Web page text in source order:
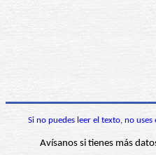
Si no puedes leer el texto, no
Avísanos si tienes más